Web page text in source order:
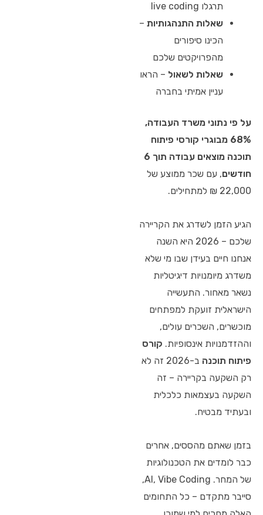
תרגלו live coding
שאלות התנהגותיות –
הכינו סיפורים
מהפרויקטים שלכם
שאלות לשאול – הראו
עניין אמיתי בחברה
על פי נתוני משרד העבודה,
68% מבוגרי קורסי פיתוח
תוכנה מוצאים עבודה תוך 6
חודשים, עם שכר ממוצע של
22,000 ₪ למתחילים.
הגיע הזמן לשדרג את הקריירה
שלכם – 2026 היא השנה
אנחנו חיים בעידן שבו מי שלא
משדרג מיומנויות דיגיטליות
נשאר מאחור. התעשייה
הישראלית זועקת למפתחים
מוכשרים, השכרים עולים,
וההזדמנויות אינסופיות. קורס
פיתוח תוכנה
ב-2026 זה לא
רק השקעה בקריירה – זה
השקעה בעצמאות כלכלית
ובעתיד מבטיח.
בזמן שאתם מהססים, אחרים
כבר לומדים את הטכנולוגיות
של המחר. AI, Vibe Coding,
סייבר מתקדם – כל התחומים